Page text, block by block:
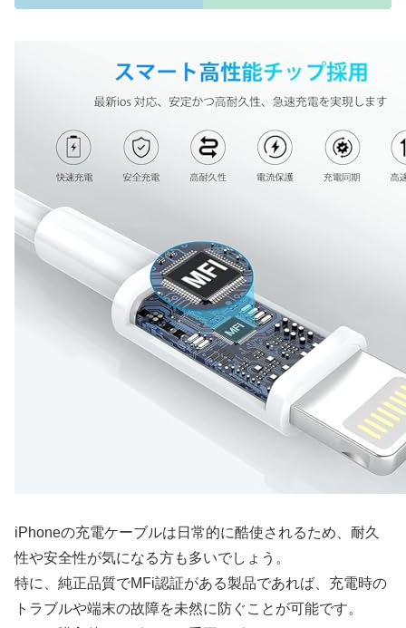
iPhoneの充電ケーブルは日常的に酷使されるため、耐久
性や安全性が気になる方も多いでしょう。
特に、純正品質でMFi認証がある製品であれば、充電時の
トラブルや端末の故障を未然に防ぐことが可能です。